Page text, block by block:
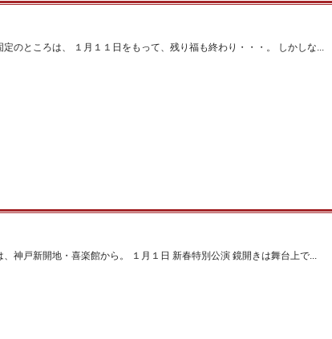
のところは、 １月１１日をもって、残り福も終わり・・・。 しかしな...
、神戸新開地・喜楽館から。 １月１日 新春特別公演 鏡開きは舞台上で...